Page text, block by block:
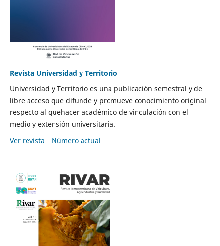
Revista Universidad y Territorio
Universidad y Territorio es una publicación semestral y de
libre acceso que difunde y promueve conocimiento original
respecto al quehacer académico de vinculación con el
medio y extensión universitaria.
Ver revista
Número actual